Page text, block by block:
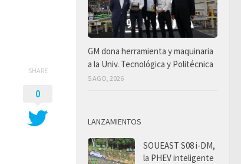
SHARE
0
GM dona herramienta y maquinaria
a la Univ. Tecnológica y Politécnica
5 AGO, 2026
LANZAMIENTOS
SOUEAST S08 i-DM,
la PHEV inteligente